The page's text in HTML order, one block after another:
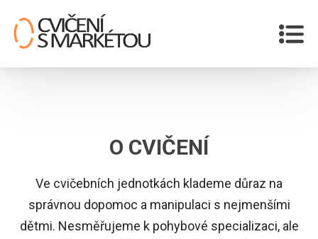
O CVIČENÍ
Ve cvičebních jednotkách klademe důraz na
správnou dopomoc a manipulaci s nejmenšími
dětmi. Nesměřujeme k pohybové specializaci, ale